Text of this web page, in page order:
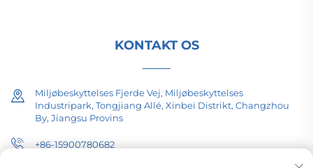
KONTAKT OS
Miljøbeskyttelses Fjerde Vej, Miljøbeskyttelses
Industripark, Tongjiang Allé, Xinbei Distrikt, Changzhou
By, Jiangsu Provins
+86-15900780682